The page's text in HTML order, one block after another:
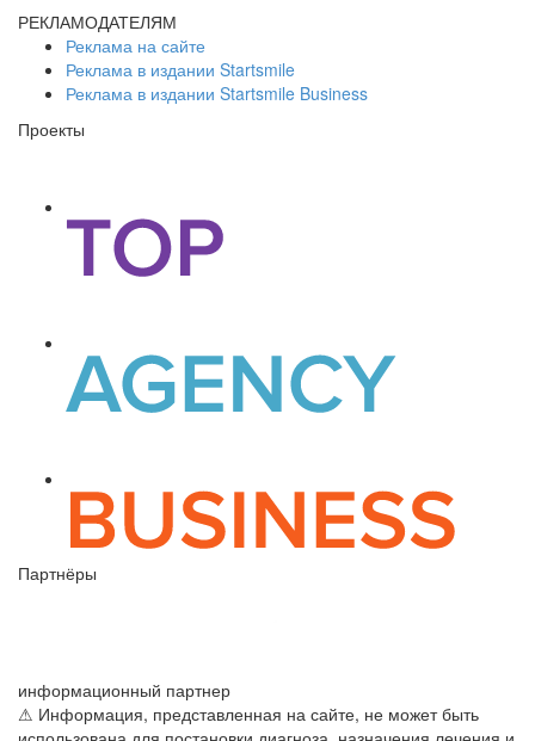
РЕКЛАМОДАТЕЛЯМ
Реклама на сайте
Реклама в издании Startsmile
Реклама в издании Startsmile Business
Проекты
Партнёры
информационный партнер
⚠ Информация, представленная на сайте, не может быть